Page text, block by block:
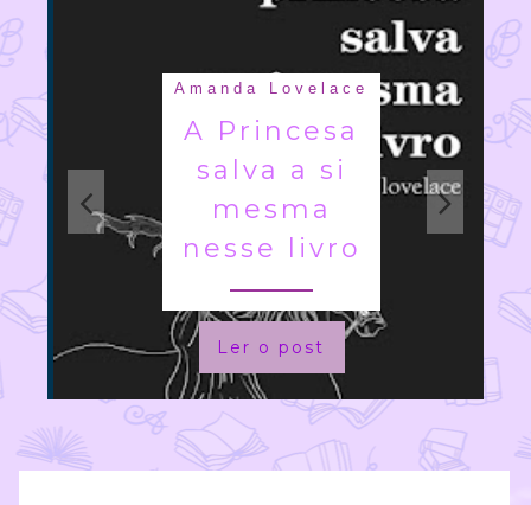
Amanda Lovelace
A Princesa
salva a si
mesma
nesse livro
Ler o post